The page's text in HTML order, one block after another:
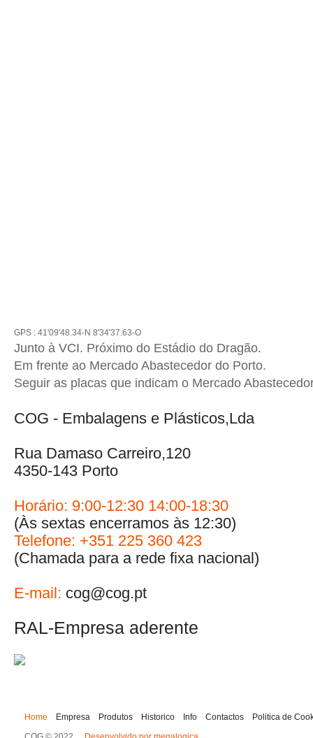
GPS : 41'09'48.34-N 8'34'37.63-O
Junto à VCI. Próximo do Estádio do Dragão.
Em frente ao Mercado Abastecedor do Porto.
Seguir as placas que indicam o Mercado
COG - Embalagens e Plásticos,Lda
Rua Damaso Carreiro,120
4350-143 Porto
Horário: 9:00-12:30 14:00-18:30
(Às sextas encerramos às 12:30)
Telefone: +351 225 360 423
(Chamada para a rede fixa nacional)
E-mail: cog@cog.pt
RAL-Empresa aderente
Home Empresa Produtos Historico Info Contactos
Politica de